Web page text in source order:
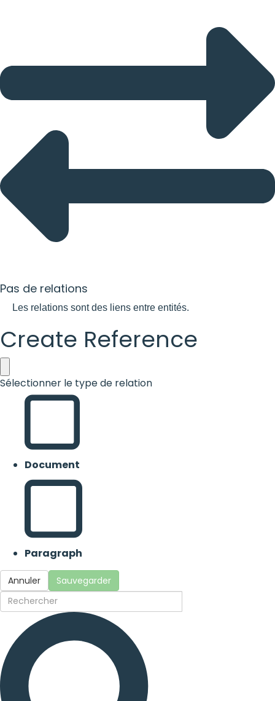
Pas de relations
Les relations sont des liens entre entités.
Create Reference
Sélectionner le type de relation
Document
Paragraph
Annuler Sauvegarder